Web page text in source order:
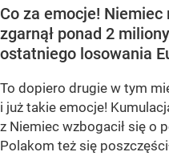
Co za emocje! Niemiec
zgarnął ponad 2
ostatniego losowania
To dopiero drugie w tym
i już takie emocje!
z Niemiec wzbogacił się o
Polakom też się